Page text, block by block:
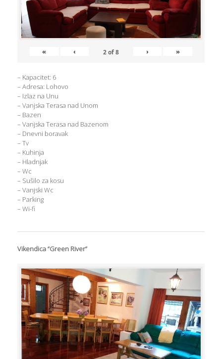
« ‹ 2of8 › »
– Kapacitet: 6
– Adresa: Lohovo
– Izlaz na Unu
– Vanjska Terasa nad Unom
– Bazen
– Vanjska Terasa nad Bazenom
– Dnevni boravak
– Tv
– Kuhinja
– Hladnjak
– Wc
– Sušilo za kosu
– Vanjski Wc
– Parking
– Wi-fi
Vikendica “Green River”